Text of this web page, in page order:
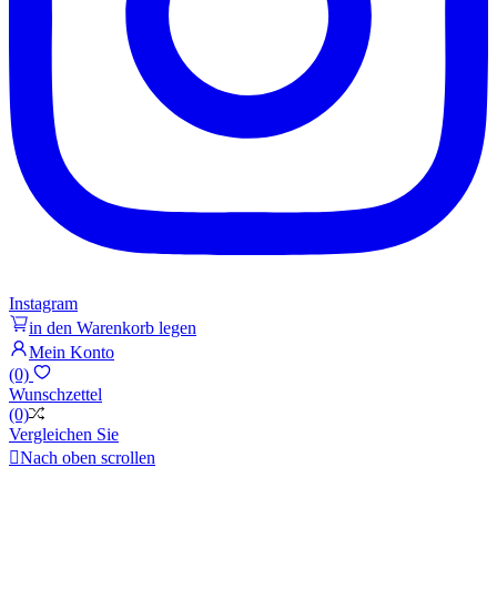
Instagram
in den Warenkorb legen
Mein Konto
(0)
Wunschzettel
(0)
Vergleichen Sie
Nach oben scrollen